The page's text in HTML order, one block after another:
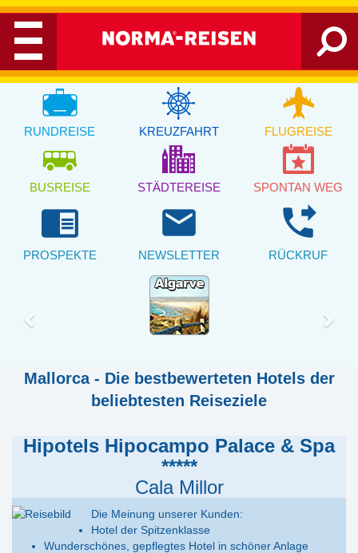
RUNDREISE KREUZFAHRT FLUGREISE
BUSREISE STÄDTEREISE SPONTAN WEG
chrome_reader_mode
PROSPEKTE
email
NEWSLETTER
phone_forwarded
RÜCKRUF
Mallorca - Die bestbewerteten Hotels der
beliebtesten Reiseziele
Hipotels Hipocampo Palace & Spa
*****
Cala Millor
Die Meinung unserer Kunden:
Hotel der Spitzenklasse
Wunderschönes, gepflegtes Hotel in schöner Anlage